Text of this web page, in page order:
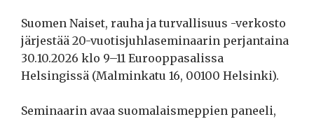
Suomen Naiset, rauha ja turvallisuus -verkosto
järjestää 20-vuotisjuhlaseminaarin perjantaina
30.10.2026 klo 9–11 Eurooppasalissa
Helsingissä (Malminkatu 16, 00100 Helsinki).
Seminaarin avaa suomalaismeppien paneeli,